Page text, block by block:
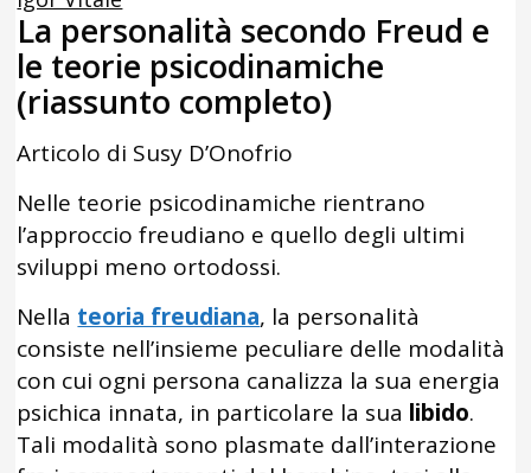
La personalità secondo Freud e
le teorie psicodinamiche
(riassunto completo)
Articolo di Susy D’Onofrio
Nelle teorie psicodinamiche rientrano
l’approccio freudiano e quello degli ultimi
sviluppi meno ortodossi.
Nella teoria freudiana, la personalità
consiste nell’insieme peculiare delle modalità
con cui ogni persona canalizza la sua energia
psichica innata, in particolare la sua libido.
Tali modalità sono plasmate dall’interazione